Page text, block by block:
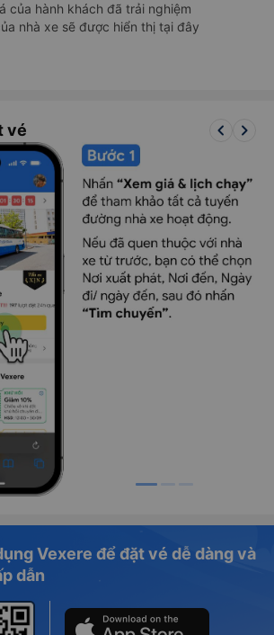
của hành khách đã trải nghiệm
nhà xe sẽ được hiển thị tại đây
vé keyboard_arrow_left keyboard_arrow_right
Vexere để đặt vé dễ dàng và
dẫn